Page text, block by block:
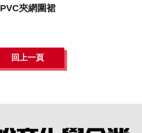
PVC夾網圍裙
回上一頁